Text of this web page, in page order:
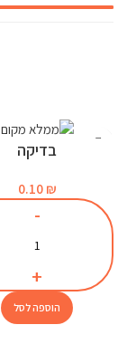
בדיקה
0.10 ₪
הוספה לסל